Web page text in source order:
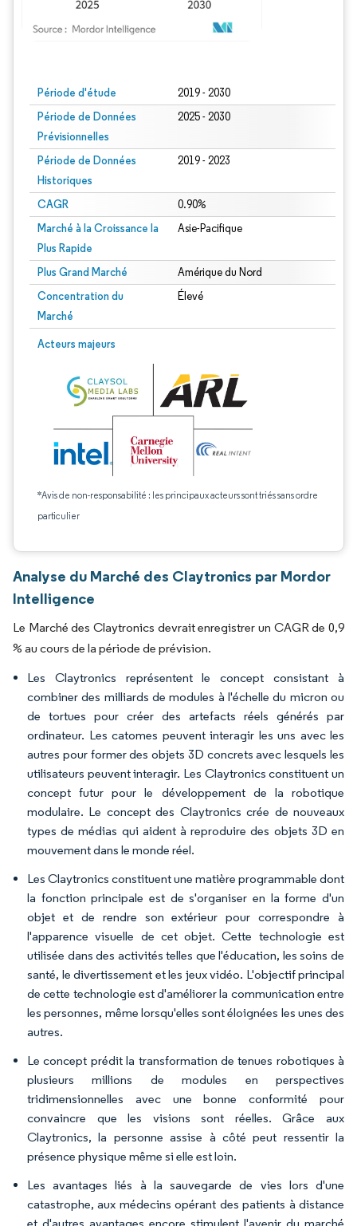
Période d'étude 2019 - 2030
Période de Données
Prévisionnelles
2025 - 2030
Période de Données
Historiques
2019 - 2023
CAGR 0.90%
Marché à la Croissance la
Plus Rapide
Asie-Pacifique
Plus Grand Marché Amérique du Nord
Concentration du
Marché
Élevé
Acteurs majeurs
*Avis de non-responsabilité : les principaux acteurs sont triés sans ordre
particulier
Analyse du Marché des Claytronics par Mordor
Intelligence
Le Marché des Claytronics devrait enregistrer un CAGR de 0,9
% au cours de la période de prévision.
Les Claytronics représentent le concept consistant à
combiner des milliards de modules à l'échelle du micron ou
de tortues pour créer des artefacts réels générés par
ordinateur. Les catomes peuvent interagir les uns avec les
autres pour former des objets 3D concrets avec lesquels les
utilisateurs peuvent interagir. Les Claytronics constituent un
concept futur pour le développement de la robotique
modulaire. Le concept des Claytronics crée de nouveaux
types de médias qui aident à reproduire des objets 3D en
mouvement dans le monde réel.
Les Claytronics constituent une matière programmable dont
la fonction principale est de s'organiser en la forme d'un
objet et de rendre son extérieur pour correspondre à
l'apparence visuelle de cet objet. Cette technologie est
utilisée dans des activités telles que l'éducation, les soins de
santé, le divertissement et les jeux vidéo. L'objectif principal
de cette technologie est d'améliorer la communication entre
les personnes, même lorsqu'elles sont éloignées les unes des
autres.
Le concept prédit la transformation de tenues robotiques à
plusieurs millions de modules en perspectives
tridimensionnelles avec une bonne conformité pour
convaincre que les visions sont réelles. Grâce aux
Claytronics, la personne assise à côté peut ressentir la
présence physique même si elle est loin.
Les avantages liés à la sauvegarde de vies lors d'une
catastrophe, aux médecins opérant des patients à distance